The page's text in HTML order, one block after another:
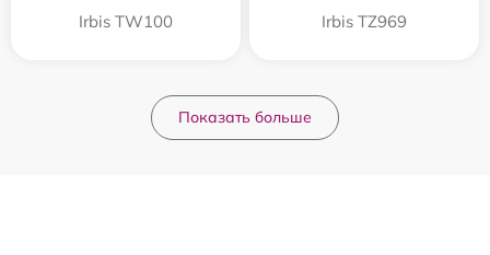
Irbis TW100 Irbis TZ969
Показать больше